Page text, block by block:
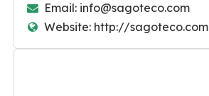
Email: info@sagoteco.com
Website: http://sagoteco.com